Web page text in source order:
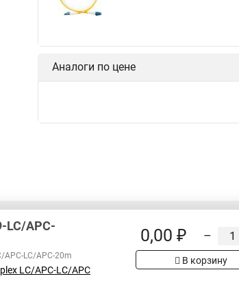
Аналоги по цене
ГК РФ, вся информация о товарах на сайте имеет
офертой. При покупке проверяйте товар
характеристик.
LC/APC-
APC-LC/APC-20m
LC/APC-LC/APC
0,00 ₽ –
В корзину